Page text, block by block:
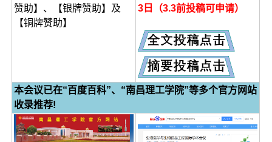
赞助】、【银牌赞助】及
【铜牌赞助】
3日（3.3前投稿可申请）
本会议已在“百度百科”、“南昌理工学院”等多个官方网站
收录推荐!